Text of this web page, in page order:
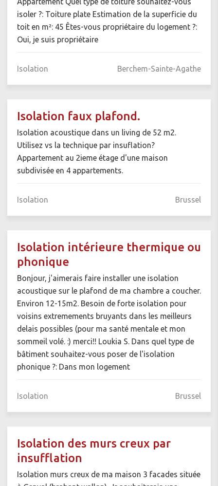
isoler ?: Toiture plate Estimation de la superficie du
toit en m²: 45 Êtes-vous propriétaire du logement ?:
Oui, je suis propriétaire
Isolation Berchem-Sainte-Agathe
Isolation faux plafond.
Isolation acoustique dans un living de 52 m2.
Utilisez vs la technique par insuflation?
Appartement au 2ieme étage d'une maison
subdivisée en 4 appartements.
Isolation Brussel
Isolation intérieure thermique ou
phonique
Bonjour, j'aimerais faire installer une isolation
acoustique sur le plafond de ma chambre a coucher.
Environ 12-15m2. Besoin de forte isolation pour
voisins extremements bruyants dans les meilleurs
delais possibles (pour ma santé mentale et mon
sommeil volé. :) merci!! Loukia S. Dans quel type de
bâtiment souhaitez-vous poser de l'isolation
phonique ?: Dans mon logement
Isolation Brussel
Isolation des murs creux par
insufflation
Isolation murs creux de ma maison 3 facades située